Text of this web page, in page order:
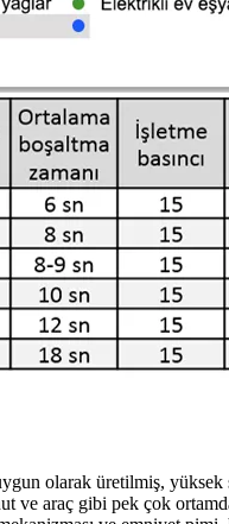
olarak üretilmiş, yüksek
ve araç gibi pek çok